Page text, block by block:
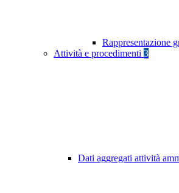
Rappresentazione
Attività e procedimenti 3
Dati aggregati attività